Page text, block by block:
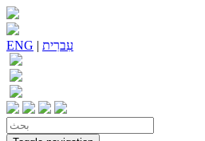
ENG | עִברִית